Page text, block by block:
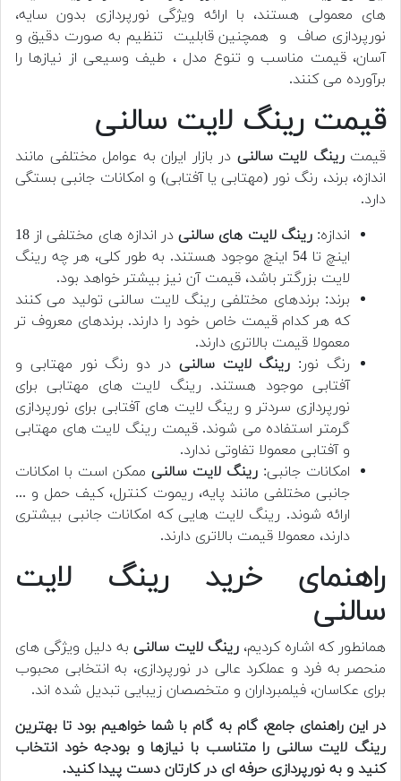
های معمولی هستند، با ارائه ویژگی نورپردازی بدون سایه،
نورپردازی صاف و همچنین قابلیت تنظیم به صورت دقیق و
آسان، قیمت مناسب و تنوع مدل ، طیف وسیعی از نیازها را
برآورده می کنند.
قیمت رینگ لایت سالنی
قیمترینگ لایت سالنی در بازار ایران به عوامل مختلفی مانند
اندازه، برند، رنگ نور (مهتابی یا آفتابی) و امکانات جانبی بستگی
دارد.
اندازه:رینگ لایت های سالنی
در اندازه های مختلفی از 18
اینچ تا 54 اینچ موجود هستند. به طور کلی، هر چه رینگ
لایت بزرگتر باشد، قیمت آن نیز بیشتر خواهد بود.
برند: برندهای مختلفی رینگ لایت سالنی تولید می کنند
که هر کدام قیمت خاص خود را دارند. برندهای معروف تر
معمولا قیمت بالاتری دارند.
رنگ نور: رینگ لایت سالنی در دو رنگ نور مهتابی و
آفتابی موجود هستند. رینگ لایت های مهتابی برای
نورپردازی سردتر و رینگ لایت های آفتابی برای نورپردازی
گرمتر استفاده می شوند. قیمت رینگ لایت های مهتابی
و آفتابی معمولا تفاوتی ندارد.
امکانات جانبی: رینگ لایت سالنی ممکن است با امکانات
جانبی مختلفی مانند پایه، ریموت کنترل، کیف حمل و ...
ارائه شوند. رینگ لایت هایی که امکانات جانبی بیشتری
دارند، معمولا قیمت بالاتری دارند.
راهنمای خرید رینگ لایت
سالنی
همانطور که اشاره کردیم،رینگ لایت سالنیبه دلیل ویژگی های
منحصر به فرد و عملکرد عالی در نورپردازی، به انتخابی محبوب
برای عکاسان، فیلمبرداران و متخصصان زیبایی تبدیل شده اند.
در این راهنمای جامع، گام به گام با شما خواهیم بود تا بهترین
رینگ لایت سالنی را متناسب با نیازها و بودجه خود انتخاب
کنید و به نورپردازی حرفه ای در کارتان دست پیدا کنید.